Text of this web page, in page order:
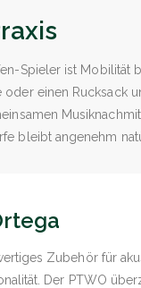
Spieler ist
oder einen Rucksack
bleibt angenehm
Zubehör für
Der PTWO